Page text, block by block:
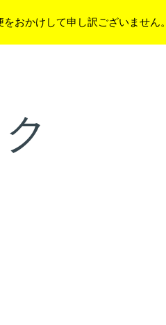
おかけして申し訳ございません。